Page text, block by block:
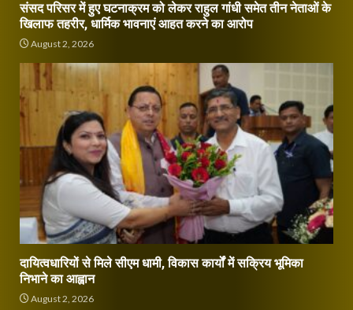
संसद परिसर में हुए घटनाक्रम को लेकर राहुल गांधी समेत तीन नेताओं के
खिलाफ तहरीर, धार्मिक भावनाएं आहत करने का आरोप
August 2, 2026
दायित्वधारियों से मिले सीएम धामी, विकास कार्यों में सक्रिय भूमिका
निभाने का आह्वान
August 2, 2026